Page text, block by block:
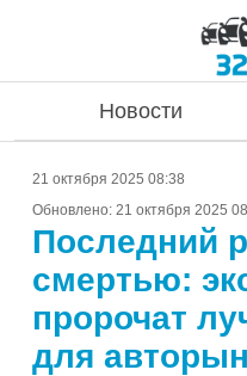
Новости
21 октября 2025 08:38
Обновлено: 21 октября 2025
Последний
смертью:
пророчат
для